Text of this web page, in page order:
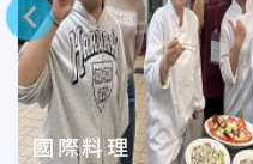
上一則
國際料理